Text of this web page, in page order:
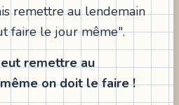
remettre au lendemain
faire le jour même".
remettre au
on doit le faire !